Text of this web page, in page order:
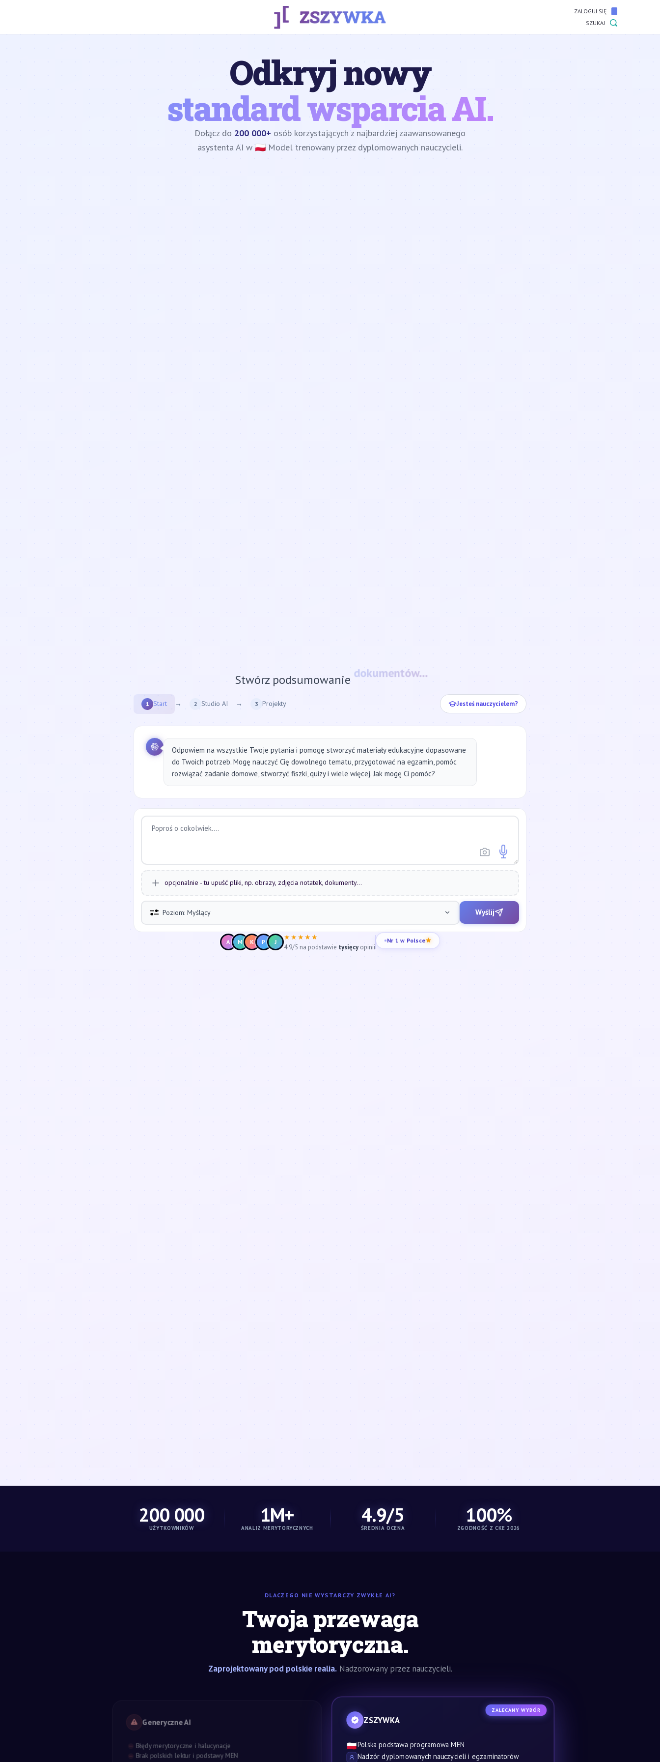
ZALOGUJ SIĘ
SZUKAJ
Odkryj nowy
standard wsparcia AI.
Dołącz do 200 000+ osób korzystających z najbardziej zaawansowanego
asystenta AI w 🇵🇱 Model trenowany przez dyplomowanych nauczycieli.
Stwórz podsumowanie strony internetowej...
1 Start → 2 Studio AI → 3 Projekty Jesteś nauczycielem?
Odpowiem na wszystkie Twoje pytania i pomogę stworzyć materiały edukacyjne dopasowane
do Twoich potrzeb. Mogę nauczyć Cię dowolnego tematu, przygotować na egzamin, pomóc
rozwiązać zadanie domowe, stworzyć fiszki, quizy i wiele więcej. Jak mogę Ci pomóc?
opcjonalnie - tu upuść pliki, np. obrazy, zdjęcia notatek, dokumenty...
Poziom: Myślący Wyślij
A M K P J
★★★★★
4.9/5 na podstawie tysięcyopinii
Nr 1 w Polsce
200 000
UŻYTKOWNIKÓW
1M+
ANALIZ MERYTORYCZNYCH
4.9/5
ŚREDNIA OCENA
100%
ZGODNOŚĆ Z CKE 2026
DLACZEGO NIE WYSTARCZY ZWYKŁE AI?
Twoja przewaga
merytoryczna.
Zaprojektowany pod polskie realia.Nadzorowany przez nauczycieli.
Generyczne AI
Błędy merytoryczne i halucynacje
Brak polskich lektur i podstawy MEN
ZALECANY WYBÓR
ZSZYWKA
🇵🇱Polska podstawa programowa MEN
Nadzór dyplomowanych nauczycieli i egzaminatorów